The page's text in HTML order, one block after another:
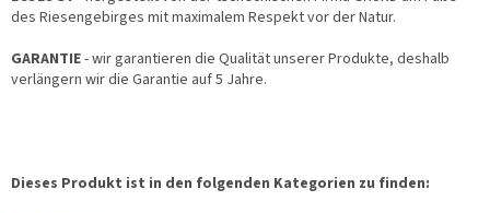
des Riesengebirges mit maximalem Respekt vor der Natur.
GARANTIE- wir garantieren die Qualität unserer Produkte, deshalb
verlängern wir die Garantie auf 5 Jahre.
Dieses Produkt ist in den folgenden Kategorien zu finden: